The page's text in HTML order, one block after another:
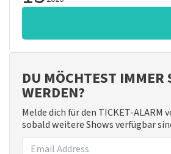
DU MÖCHTEST IMMER
WERDEN?
Melde dich für den TICKET-
sobald weitere Shows verfügbar